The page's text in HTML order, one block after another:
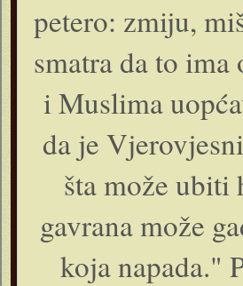
petero: zmiju,
smatra da to
i Muslima
da je
šta može
gavrana može
koja napada."